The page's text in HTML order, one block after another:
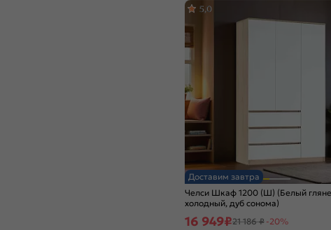
Доставим завтра
Челси Шкаф 1200 (Ш) (Белый
холодный, дуб сонома)
5,0
16 949₽21 186 ₽ -20%